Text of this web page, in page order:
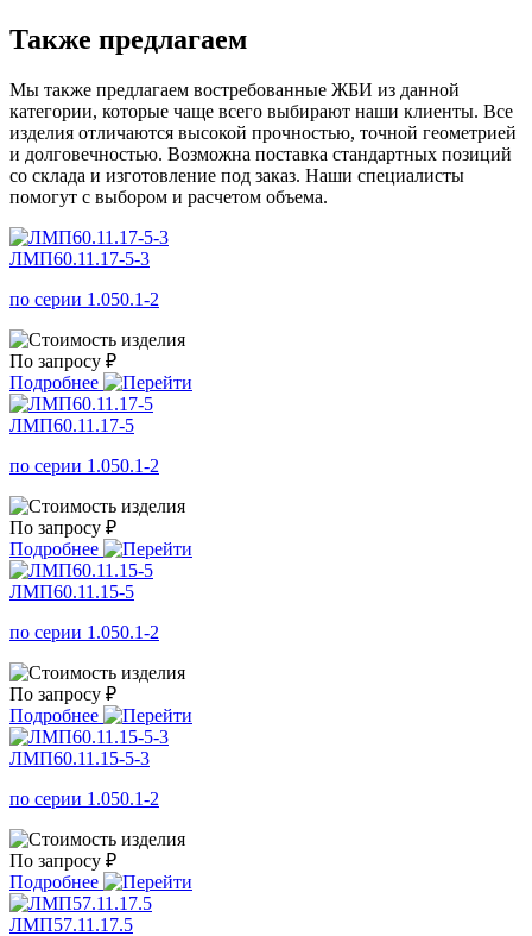
Также предлагаем
Мы также предлагаем востребованные ЖБИ из данной
категории, которые чаще всего выбирают наши клиенты. Все
изделия отличаются высокой прочностью, точной геометрией
и долговечностью. Возможна поставка стандартных позиций
со склада и изготовление под заказ. Наши специалисты
помогут с выбором и расчетом объема.
ЛМП60.11.17-5-3
по серии 1.050.1-2
По запросу ₽
Подробнее
ЛМП60.11.17-5
по серии 1.050.1-2
По запросу ₽
Подробнее
ЛМП60.11.15-5
по серии 1.050.1-2
По запросу ₽
Подробнее
ЛМП60.11.15-5-3
по серии 1.050.1-2
По запросу ₽
Подробнее
ЛМП57.11.17.5